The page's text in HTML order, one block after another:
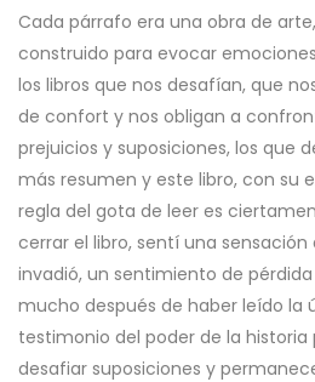
Cada párrafo era una obra de
construido para evocar
los libros que nos desafían, que
de confort y nos obligan a
prejuicios y suposiciones, los que
más resumen y este libro, con su
regla del gota de leer es
cerrar el libro, sentí una
invadió, un sentimiento de
mucho después de haber leído la
testimonio del poder de la
desafiar suposiciones y